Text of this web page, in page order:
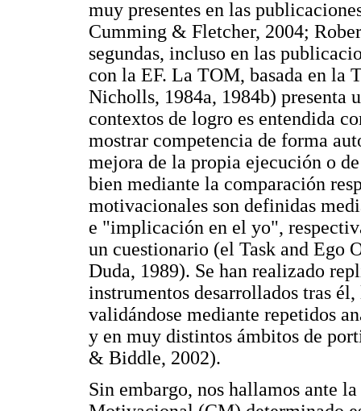
muy presentes en las
Cumming & Fletcher, 2004;
segundas, incluso en las
con la EF. La TOM, basada en la
Nicholls, 1984a, 1984b) presenta
contextos de logro es entendida
mostrar competencia de forma
mejora de la propia ejecución o
bien mediante la comparación
motivacionales son definidas
e "implicación en el yo",
un cuestionario (el Task and Ego
Duda, 1989). Se han realizado
instrumentos desarrollados tras
validándose mediante repetidos
y en muy distintos ámbitos de
& Biddle, 2002).
Sin embargo, nos hallamos ante